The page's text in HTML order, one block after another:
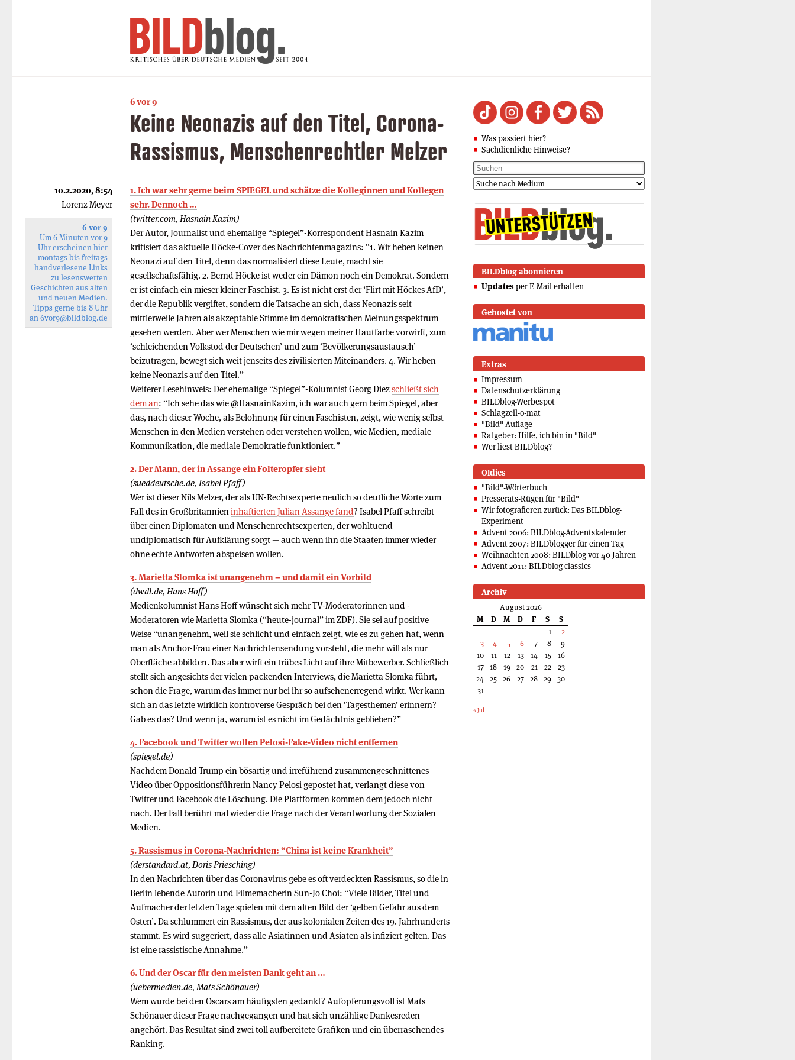
6 vor 9
Keine Neonazis auf den Titel, Corona-
Rassismus, Menschenrechtler Melzer
1. Ich war sehr gerne beim SPIEGEL und schätze die Kolleginnen und Kollegen
sehr. Dennoch …
(twitter.com, Hasnain Kazim)
Der Autor, Journalist und ehemalige “Spiegel”-Korrespondent Hasnain Kazim
kritisiert das aktuelle Höcke-Cover des Nachrichtenmagazins: “1. Wir heben keinen
Neonazi auf den Titel, denn das normalisiert diese Leute, macht sie
gesellschaftsfähig. 2. Bernd Höcke ist weder ein Dämon noch ein Demokrat. Sondern
er ist einfach ein mieser kleiner Faschist. 3. Es ist nicht erst der ‘Flirt mit Höckes AfD’,
der die Republik vergiftet, sondern die Tatsache an sich, dass Neonazis seit
mittlerweile Jahren als akzeptable Stimme im demokratischen Meinungsspektrum
gesehen werden. Aber wer Menschen wie mir wegen meiner Hautfarbe vorwirft, zum
‘schleichenden Volkstod der Deutschen’ und zum ‘Bevölkerungsaustausch’
beizutragen, bewegt sich weit jenseits des zivilisierten Miteinanders. 4. Wir heben
keine Neonazis auf den Titel.”
Weiterer Lesehinweis: Der ehemalige “Spiegel”-Kolumnist Georg Diezschließt sich
dem an: “Ich sehe das wie @HasnainKazim, ich war auch gern beim Spiegel, aber
das, nach dieser Woche, als Belohnung für einen Faschisten, zeigt, wie wenig selbst
Menschen in den Medien verstehen oder verstehen wollen, wie Medien, mediale
Kommunikation, die mediale Demokratie funktioniert.”
2. Der Mann, der in Assange ein Folteropfer sieht
(sueddeutsche.de, Isabel Pfaff)
Wer ist dieser Nils Melzer, der als UN-Rechtsexperte neulich so deutliche Worte zum
Fall des in Großbritannien inhaftierten Julian Assange fand? Isabel Pfaff schreibt
über einen Diplomaten und Menschenrechtsexperten, der wohltuend
undiplomatisch für Aufklärung sorgt — auch wenn ihn die Staaten immer wieder
ohne echte Antworten abspeisen wollen.
3. Marietta Slomka ist unangenehm – und damit ein Vorbild
(dwdl.de, Hans Hoff)
Medienkolumnist Hans Hoff wünscht sich mehr TV-Moderatorinnen und -
Moderatoren wie Marietta Slomka (“heute-journal” im ZDF). Sie sei auf positive
Weise “unangenehm, weil sie schlicht und einfach zeigt, wie es zu gehen hat, wenn
man als Anchor-Frau einer Nachrichtensendung vorsteht, die mehr will als nur
Oberfläche abbilden. Das aber wirft ein trübes Licht auf ihre Mitbewerber. Schließlich
stellt sich angesichts der vielen packenden Interviews, die Marietta Slomka führt,
schon die Frage, warum das immer nur bei ihr so aufsehenerregend wirkt. Wer kann
sich an das letzte wirklich kontroverse Gespräch bei den ‘Tagesthemen’ erinnern?
Gab es das? Und wenn ja, warum ist es nicht im Gedächtnis geblieben?”
4. Facebook und Twitter wollen Pelosi-Fake-Video nicht entfernen
(spiegel.de)
Nachdem Donald Trump ein bösartig und irreführend zusammengeschnittenes
Video über Oppositionsführerin Nancy Pelosi gepostet hat, verlangt diese von
Twitter und Facebook die Löschung. Die Plattformen kommen dem jedoch nicht
nach. Der Fall berührt mal wieder die Frage nach der Verantwortung der Sozialen
Medien.
5. Rassismus in Corona-Nachrichten: “China ist keine Krankheit”
(derstandard.at, Doris Priesching)
In den Nachrichten über das Coronavirus gebe es oft verdeckten Rassismus, so die in
Berlin lebende Autorin und Filmemacherin Sun-Jo Choi: “Viele Bilder, Titel und
Aufmacher der letzten Tage spielen mit dem alten Bild der ‘gelben Gefahr aus dem
Osten’. Da schlummert ein Rassismus, der aus kolonialen Zeiten des 19. Jahrhunderts
stammt. Es wird suggeriert, dass alle Asiatinnen und Asiaten als infiziert gelten. Das
ist eine rassistische Annahme.”
6. Und der Oscar für den meisten Dank geht an …
(uebermedien.de, Mats Schönauer)
Wem wurde bei den Oscars am häufigsten gedankt? Aufopferungsvoll ist Mats
Schönauer dieser Frage nachgegangen und hat sich unzählige Dankesreden
angehört. Das Resultat sind zwei toll aufbereitete Grafiken und ein überraschendes
Ranking.
10.2.2020, 8:54
Lorenz Meyer
6 vor 9
Um 6 Minuten vor 9
Uhr erscheinen hier
montags bis freitags
handverlesene Links
zu lesenswerten
Geschichten aus alten
und neuen Medien.
Tipps gerne bis 8 Uhr
an6vor9@bildblog.de
Was passiert hier?
Sachdienliche Hinweise?
BILDblog abonnieren
Updates per E-Mail erhalten
Gehostet von
Extras
Impressum
Datenschutzerklärung
BILDblog-Werbespot
Schlagzeil-o-mat
"Bild"-Auflage
Ratgeber: Hilfe, ich bin in "Bild"
Wer liest BILDblog?
Oldies
"Bild"-Wörterbuch
Presserats-Rügen für "Bild"
Wir fotografieren zurück: Das BILDblog-
Experiment
Advent 2006: BILDblog-Adventskalender
Advent 2007: BILDblogger für einen Tag
Weihnachten 2008: BILDblog vor 40 Jahren
Advent 2011: BILDblog classics
Archiv
August 2026
M
D M D F S
S
1
2
3
4 5 6 7 8
9
10
11 12 13 14 15
16
17 18 19 20 21 22
23
24 25 26 27 28 29 30
31
« Jul